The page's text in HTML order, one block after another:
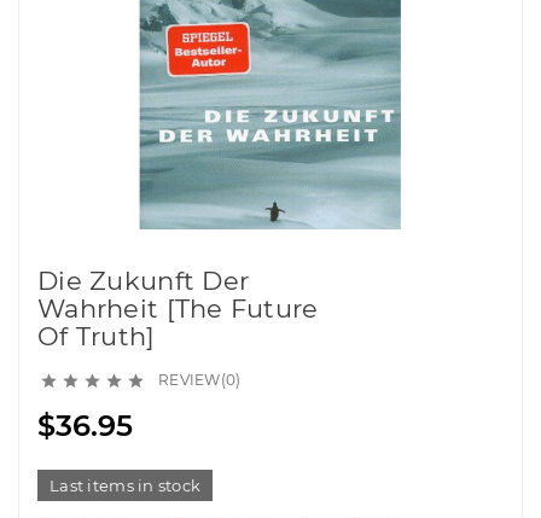
Die Zukunft Der
Wahrheit [The Future
Of Truth]
     REVIEW(0)
$36.95
Last items in stock